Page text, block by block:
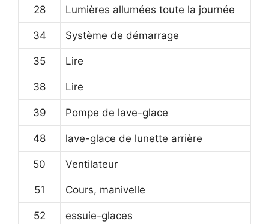
28 Lumières allumées toute la journée
34 Système de démarrage
35 Lire
38 Lire
39 Pompe de lave-glace
48 lave-glace de lunette arrière
50 Ventilateur
51 Cours, manivelle
52 essuie-glaces